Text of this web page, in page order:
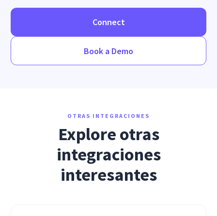
Connect
Book a Demo
OTRAS INTEGRACIONES
Explore otras
integraciones
interesantes